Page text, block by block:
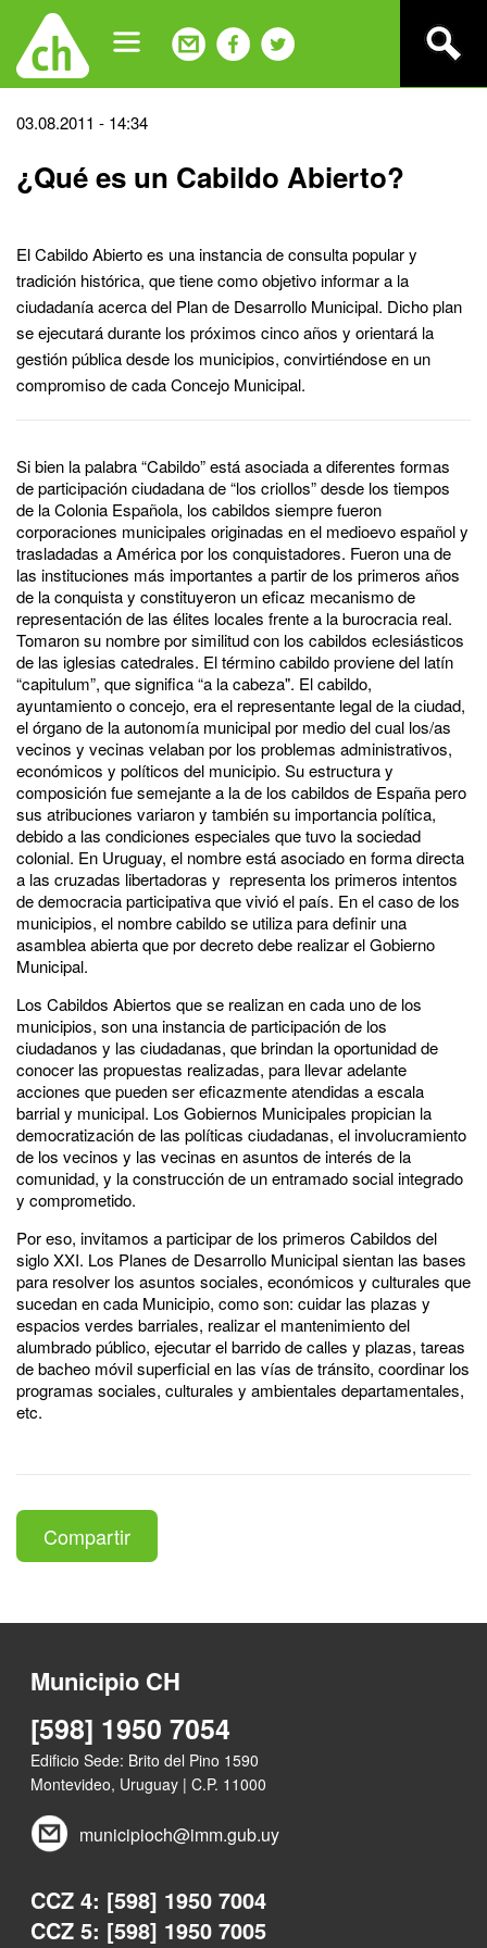
navigation
Back
top
03.08.2011 - 14:34
¿Qué es un Cabildo Abierto?
El Cabildo Abierto es una instancia de consulta popular y
tradición histórica, que tiene como objetivo informar a la
ciudadanía acerca del Plan de Desarrollo Municipal. Dicho plan
se ejecutará durante los próximos cinco años y orientará la
gestión pública desde los municipios, convirtiéndose en un
compromiso de cada Concejo Municipal.
Si bien la palabra “Cabildo” está asociada a diferentes formas
de participación ciudadana de “los criollos” desde los tiempos
de la Colonia Española, los cabildos siempre fueron
corporaciones municipales originadas en el medioevo español y
trasladadas a América por los conquistadores. Fueron una de
las instituciones más importantes a partir de los primeros años
de la conquista y constituyeron un eficaz mecanismo de
representación de las élites locales frente a la burocracia real.
Tomaron su nombre por similitud con los cabildos eclesiásticos
de las iglesias catedrales. El término cabildo proviene del latín
“capitulum”, que significa “a la cabeza". El cabildo,
ayuntamiento o concejo, era el representante legal de la ciudad,
el órgano de la autonomía municipal por medio del cual los/as
vecinos y vecinas velaban por los problemas administrativos,
económicos y políticos del municipio. Su estructura y
composición fue semejante a la de los cabildos de España pero
sus atribuciones variaron y también su importancia política,
debido a las condiciones especiales que tuvo la sociedad
colonial. En Uruguay, el nombre está asociado en forma directa
a las cruzadas libertadoras y representa los primeros intentos
de democracia participativa que vivió el país. En el caso de los
municipios, el nombre cabildo se utiliza para definir una
asamblea abierta que por decreto debe realizar el Gobierno
Municipal.
Los Cabildos Abiertos que se realizan en cada uno de los
municipios, son una instancia de participación de los
ciudadanos y las ciudadanas, que brindan la oportunidad de
conocer las propuestas realizadas, para llevar adelante
acciones que pueden ser eficazmente atendidas a escala
barrial y municipal. Los Gobiernos Municipales propician la
democratización de las políticas ciudadanas, el involucramiento
de los vecinos y las vecinas en asuntos de interés de la
comunidad, y la construcción de un entramado social integrado
y comprometido.
Por eso, invitamos a participar de los primeros Cabildos del
siglo XXI. Los Planes de Desarrollo Municipal sientan las bases
para resolver los asuntos sociales, económicos y culturales que
sucedan en cada Municipio, como son: cuidar las plazas y
espacios verdes barriales, realizar el mantenimiento del
alumbrado público, ejecutar el barrido de calles y plazas, tareas
de bacheo móvil superficial en las vías de tránsito, coordinar los
programas sociales, culturales y ambientales departamentales,
etc.
Compartir
Municipio CH
[598] 1950 7054
Edificio Sede: Brito del Pino 1590
Montevideo, Uruguay | C.P. 11000
municipioch@imm.gub.uy
CCZ 4: [598] 1950 7004
CCZ 5: [598] 1950 7005